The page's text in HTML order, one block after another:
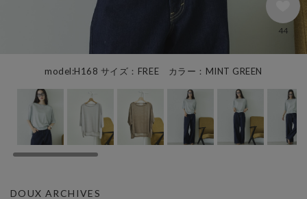
model:H168 サイズ：FREE カラー：MINT GREEN
44
DOUX ARCHIVES